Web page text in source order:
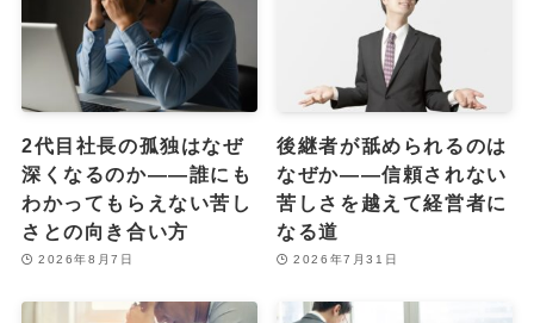
2代目社長の孤独はなぜ
深くなるのか――誰にも
わかってもらえない苦し
さとの向き合い方
2026年8月7日
後継者が舐められるのは
なぜか――信頼されない
苦しさを越えて経営者に
なる道
2026年7月31日